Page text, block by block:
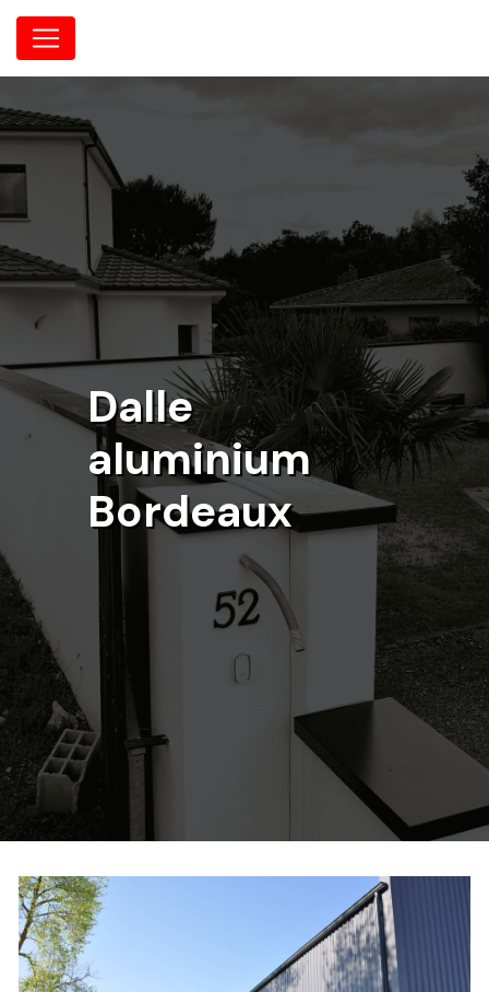
Panneau de gestion des cookies
Dalle
aluminium
Bordeaux